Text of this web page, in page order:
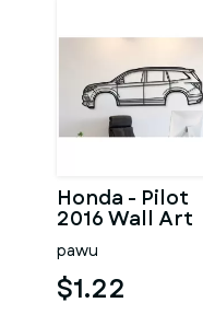
Honda - Pilot
2016 Wall Art
pawu
$1.22